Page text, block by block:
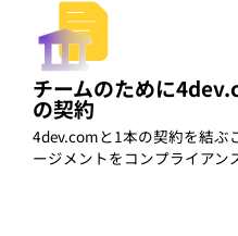
チームのために
の契約
4dev.comと1本の契約を結ぶ
ージメントをコンプライアン